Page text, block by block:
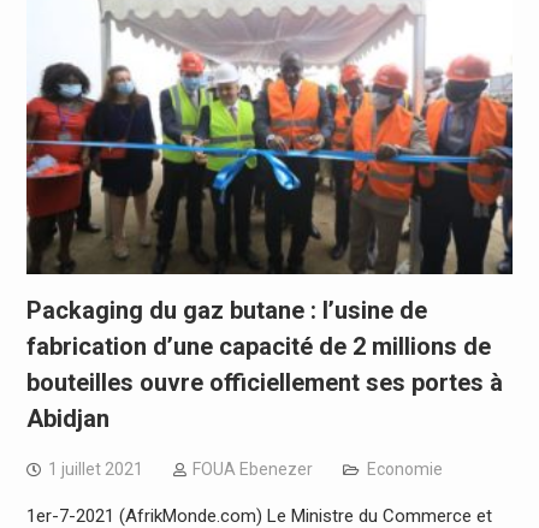
Packaging du gaz butane : l’usine de
fabrication d’une capacité de 2 millions de
bouteilles ouvre officiellement ses portes à
Abidjan
1 juillet 2021 FOUA Ebenezer Economie
1er-7-2021 (AfrikMonde.com) Le Ministre du Commerce et